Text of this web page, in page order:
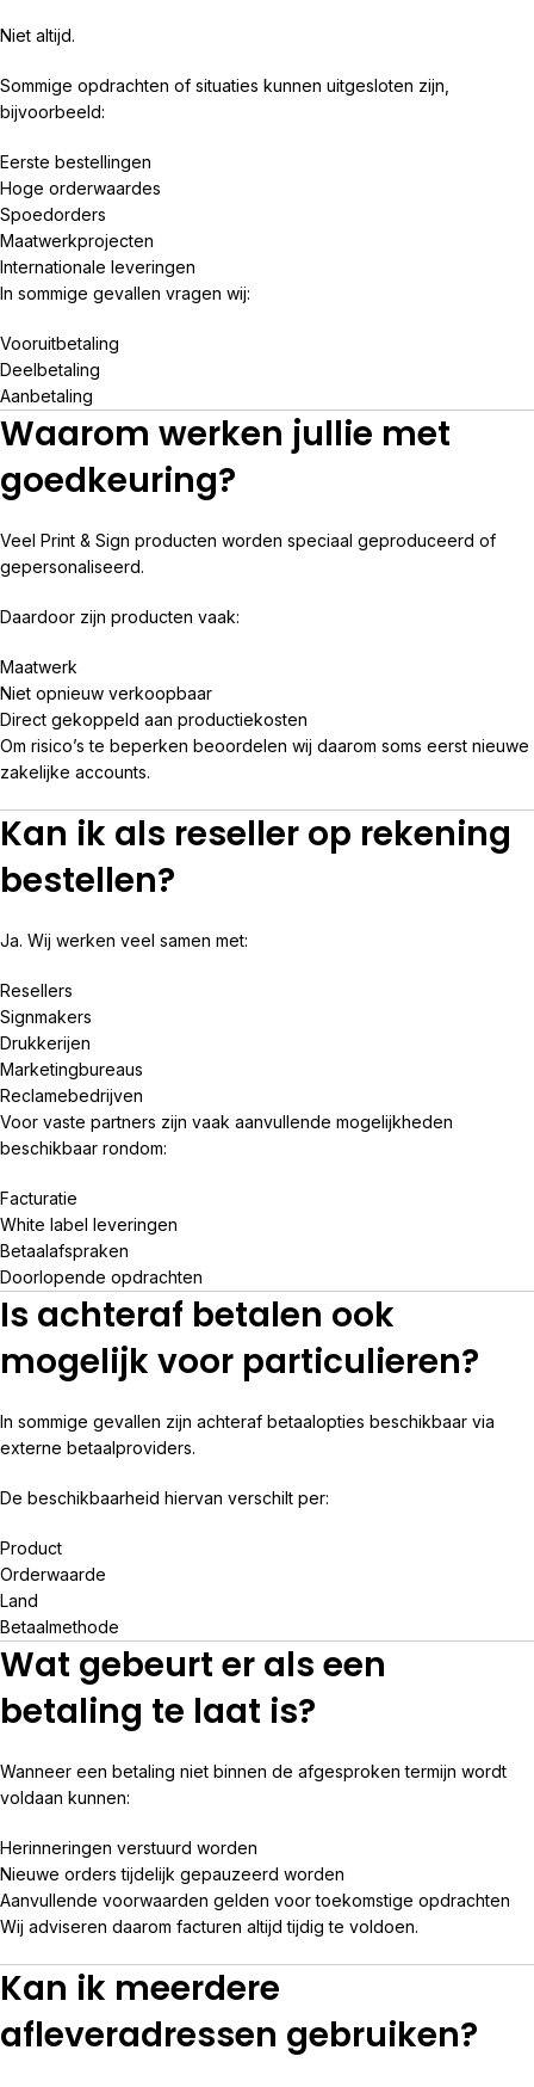
Niet altijd.
Sommige opdrachten of situaties kunnen uitgesloten zijn,
bijvoorbeeld:
Eerste bestellingen
Hoge orderwaardes
Spoedorders
Maatwerkprojecten
Internationale leveringen
In sommige gevallen vragen wij:
Vooruitbetaling
Deelbetaling
Aanbetaling
Waarom werken jullie met
goedkeuring?
Veel Print & Sign producten worden speciaal geproduceerd of
gepersonaliseerd.
Daardoor zijn producten vaak:
Maatwerk
Niet opnieuw verkoopbaar
Direct gekoppeld aan productiekosten
Om risico’s te beperken beoordelen wij daarom soms eerst nieuwe
zakelijke accounts.
Kan ik als reseller op rekening
bestellen?
Ja. Wij werken veel samen met:
Resellers
Signmakers
Drukkerijen
Marketingbureaus
Reclamebedrijven
Voor vaste partners zijn vaak aanvullende mogelijkheden
beschikbaar rondom:
Facturatie
White label leveringen
Betaalafspraken
Doorlopende opdrachten
Is achteraf betalen ook
mogelijk voor particulieren?
In sommige gevallen zijn achteraf betaalopties beschikbaar via
externe betaalproviders.
De beschikbaarheid hiervan verschilt per:
Product
Orderwaarde
Land
Betaalmethode
Wat gebeurt er als een
betaling te laat is?
Wanneer een betaling niet binnen de afgesproken termijn wordt
voldaan kunnen:
Herinneringen verstuurd worden
Nieuwe orders tijdelijk gepauzeerd worden
Aanvullende voorwaarden gelden voor toekomstige opdrachten
Wij adviseren daarom facturen altijd tijdig te voldoen.
Kan ik meerdere
afleveradressen gebruiken?